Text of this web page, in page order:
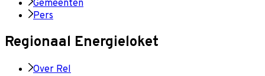
Gemeenten
Pers
Regionaal Energieloket
Over Rel